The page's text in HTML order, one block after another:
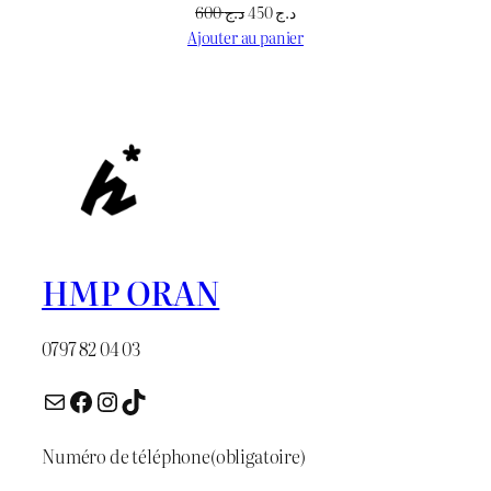
د.ج600
Le
prix
د.ج450
Le
prix
Ajouter au panier
HMP ORAN
0797 82 04 03
E-mail Facebook InstagramTikTok
Numéro de téléphone(obligatoire)